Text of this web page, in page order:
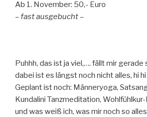
Ab 1. November: 50,- Euro
– fast ausgebucht –
Puhhh, das ist ja viel,…. fällt mir gerade
dabei ist es längst noch nicht alles, hi
Geplant ist noch: Männeryoga,
Kundalini Tanzmeditation,
und was weiß ich, was mir noch so